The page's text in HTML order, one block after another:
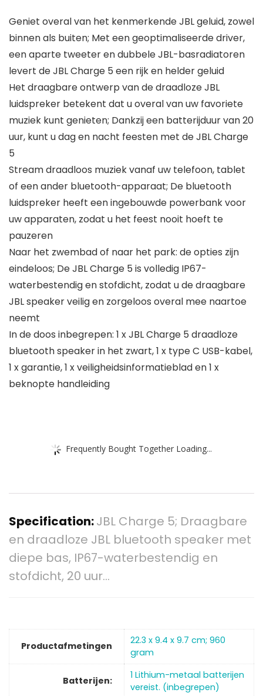
Geniet overal van het kenmerkende JBL geluid, zowel
binnen als buiten; Met een geoptimaliseerde driver,
een aparte tweeter en dubbele JBL-basradiatoren
levert de JBL Charge 5 een rijk en helder geluid
Het draagbare ontwerp van de draadloze JBL
luidspreker betekent dat u overal van uw favoriete
muziek kunt genieten; Dankzij een batterijduur van 20
uur, kunt u dag en nacht feesten met de JBL Charge
5
Stream draadloos muziek vanaf uw telefoon, tablet
of een ander bluetooth-apparaat; De bluetooth
luidspreker heeft een ingebouwde powerbank voor
uw apparaten, zodat u het feest nooit hoeft te
pauzeren
Naar het zwembad of naar het park: de opties zijn
eindeloos; De JBL Charge 5 is volledig IP67-
waterbestendig en stofdicht, zodat u de draagbare
JBL speaker veilig en zorgeloos overal mee naartoe
neemt
In de doos inbegrepen: 1 x JBL Charge 5 draadloze
bluetooth speaker in het zwart, 1 x type C USB-kabel,
1 x garantie, 1 x veiligheidsinformatieblad en 1 x
beknopte handleiding
Frequently Bought Together Loading...
Specification:JBL Charge 5; Draagbare
en draadloze JBL bluetooth speaker met
diepe bas, IP67-waterbestendig en
stofdicht, 20 uur…
Productafmetingen
‎22.3 x 9.4 x 9.7 cm; 960
gram
Batterijen:
‎1 Lithium-metaal batterijen
vereist. (inbegrepen)